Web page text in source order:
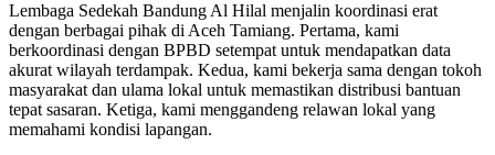
Lembaga Sedekah Bandung Al Hilal menjalin koordinasi erat
dengan berbagai pihak di Aceh Tamiang. Pertama, kami
berkoordinasi dengan BPBD setempat untuk mendapatkan data
akurat wilayah terdampak. Kedua, kami bekerja sama dengan tokoh
masyarakat dan ulama lokal untuk memastikan distribusi bantuan
tepat sasaran. Ketiga, kami menggandeng relawan lokal yang
memahami kondisi lapangan.